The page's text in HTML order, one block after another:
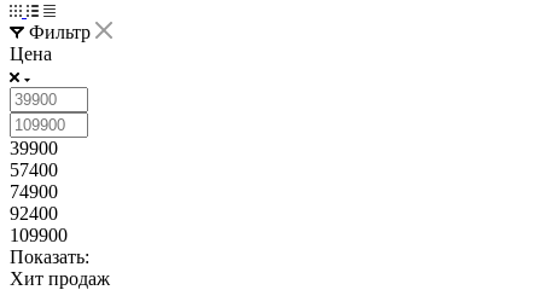
Фильтр
Цена
39900
57400
74900
92400
109900
Показать:
Хит продаж